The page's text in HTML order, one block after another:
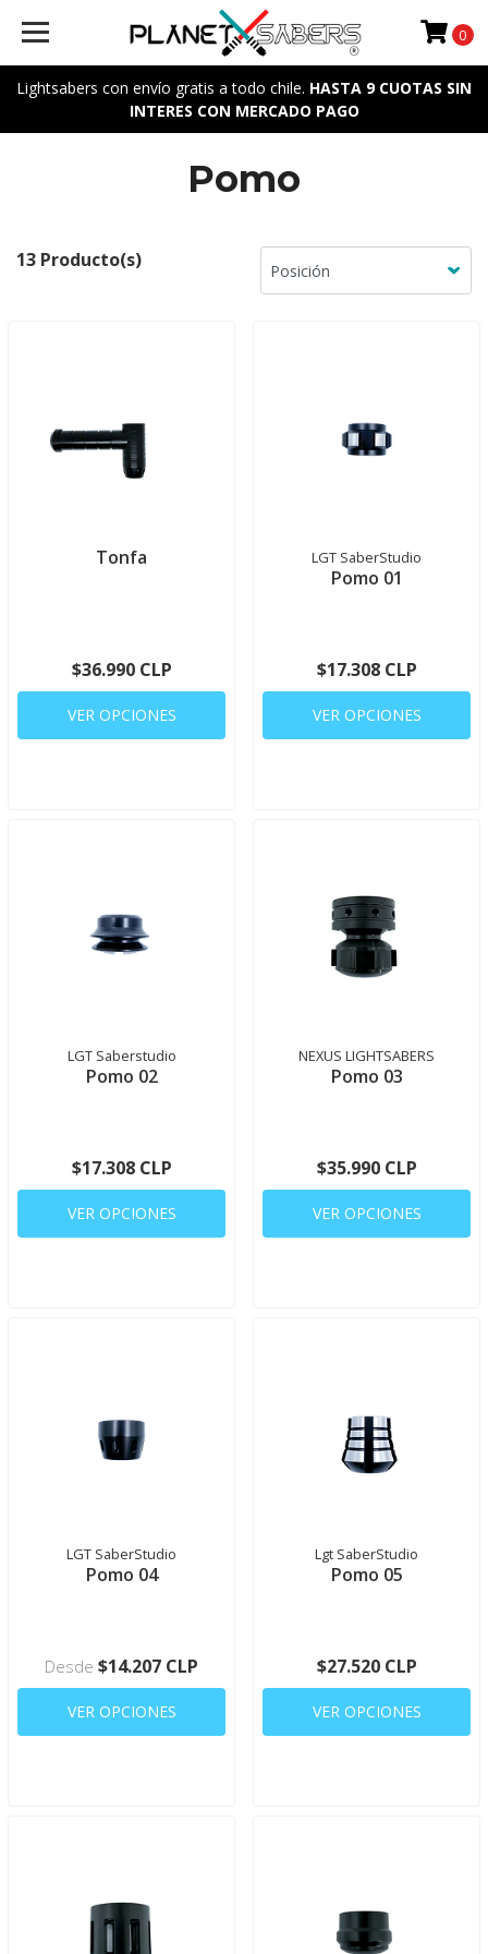
Lightsabers con envío gratis a todo chile. HASTA 9 CUOTAS SIN
INTERES CON MERCADO PAGO
0
Pomo
13 Producto(s)
Tonfa
$36.990 CLP
VER OPCIONES
LGT SaberStudio
Pomo 01
$17.308 CLP
VER OPCIONES
LGT Saberstudio
Pomo 02
$17.308 CLP
VER OPCIONES
NEXUS LIGHTSABERS
Pomo 03
$35.990 CLP
VER OPCIONES
LGT SaberStudio
Pomo 04
Desde $14.207 CLP
VER OPCIONES
Lgt SaberStudio
Pomo 05
$27.520 CLP
VER OPCIONES